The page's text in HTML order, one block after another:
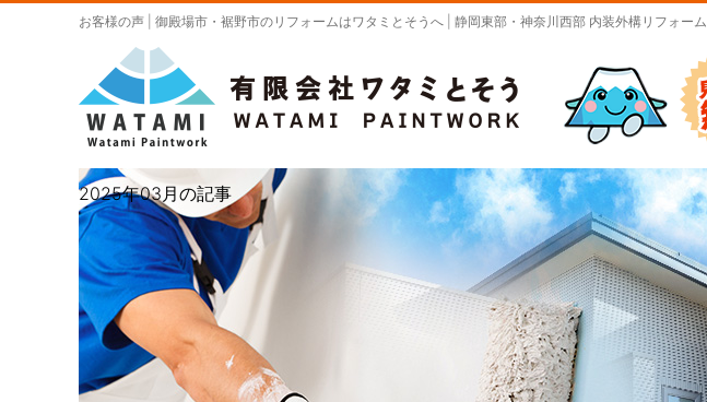
お客様の声 | 御殿場市・裾野市のリフォームはワタミとそうへ | 静岡東部・神奈川西部 内装外構リフォー
2025年03月の記事